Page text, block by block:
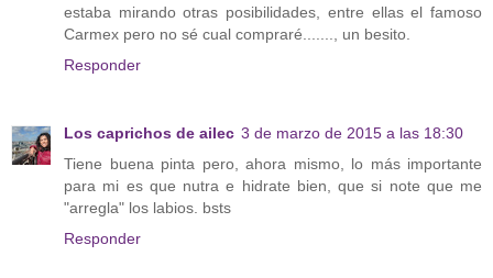
estaba mirando otras posibilidades, entre ellas el famoso
Carmex pero no sé cual compraré......., un besito.
Responder
Los caprichos de ailec 3 de marzo de 2015 a las 18:30
Tiene buena pinta pero, ahora mismo, lo más importante
para mi es que nutra e hidrate bien, que si note que me
"arregla" los labios. bsts
Responder